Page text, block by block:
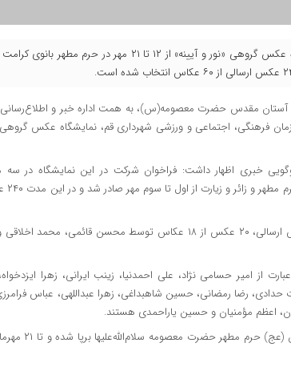
دبیر نمایشگاه عکس «نور و آیینه» با اشاره به برپایی نمایشگاه عکس گروهی «نور و آیینه» از ۱۲ تا ۲۱ مهر در
آستان مقدس حضرت معصومه(س)، به همت اداره خبر و اطلاع‌رسانی
فرهنگی، اجتماعی و ورزشی شهرداری قم، نمایشگاه عکس
خبری اظهار داشت: فراخوان شرکت در این نمایشگاه در
جشن‌های
دبیر نمایشگاه عکس «نور و آیینه» ادامه داد: از میان ۲۴۰ عکس ارسالی، ۲۰ عکس از ۱۸ عکاس توسط محسن قائمی،
از امیر حسامی نژاد، علی احمدنیا، زینب ایرانی، زهرا
رضا رمضانی، حسین شاهبداغی، زهرا عبداللهی، عباس
اعظم مؤمنیان و حسین یاراحمدی هستند.
کرمعلی افزود: این نمایشگاه از ۱۲ مهرماه در